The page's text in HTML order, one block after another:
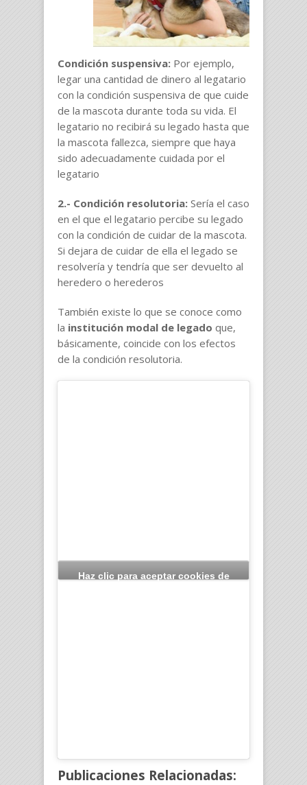
Condición suspensiva: Por ejemplo,
legar una cantidad de dinero al legatario
con la condición suspensiva de que cuide
de la mascota durante toda su vida. El
legatario no recibirá su legado hasta que
la mascota fallezca, siempre que haya
sido adecuadamente cuidada por el
legatario
2.- Condición resolutoria: Sería el caso
en el que el legatario percibe su legado
con la condición de cuidar de la mascota.
Si dejara de cuidar de ella el legado se
resolvería y tendría que ser devuelto al
heredero o herederos
También existe lo que se conoce como
la institución modal de legado que,
básicamente, coincide con los efectos
de la condición resolutoria.
Haz clic para aceptar cookies de
Publicaciones Relacionadas: